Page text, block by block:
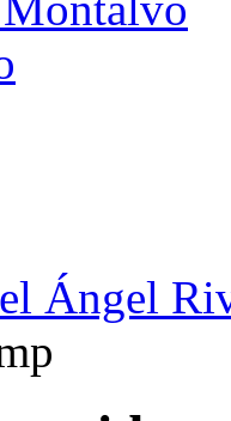
Ángel